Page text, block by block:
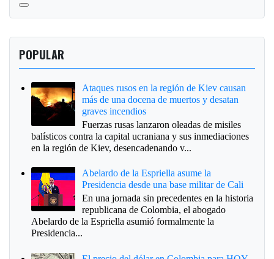
POPULAR
Ataques rusos en la región de Kiev causan
más de una docena de muertos y desatan
graves incendios
Fuerzas rusas lanzaron oleadas de misiles
balísticos contra la capital ucraniana y sus inmediaciones
en la región de Kiev, desencadenando v...
Abelardo de la Espriella asume la
Presidencia desde una base militar de Cali
En una jornada sin precedentes en la historia
republicana de Colombia, el abogado
Abelardo de la Espriella asumió formalmente la
Presidencia...